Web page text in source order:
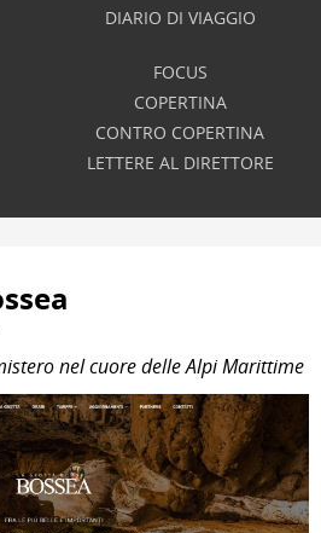
DIARIO DI VIAGGIO
FOCUS
COPERTINA
CONTRO COPERTINA
LETTERE AL DIRETTORE
nel cuore delle Alpi Marittime